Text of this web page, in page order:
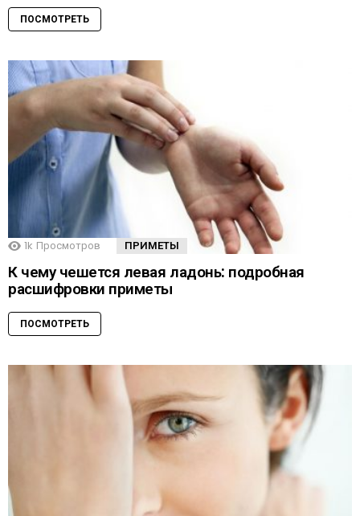
ПОСМОТРЕТЬ
1k Просмотров ПРИМЕТЫ
К чему чешется левая ладонь: подробная
расшифровки приметы
ПОСМОТРЕТЬ